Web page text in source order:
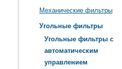
Механические фильтры
Угольные фильтры
Угольные фильтры с
автоматическим
управлением